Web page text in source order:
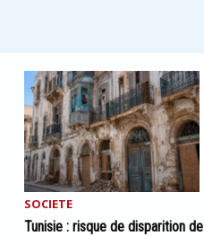
SOCIETE
Tunisie : risque de disparition de